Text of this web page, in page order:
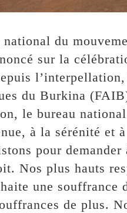
du
sur la
du Burkina
le bureau
à la sérénité et
pour
Nos plus hauts
une souffrance
de plus.